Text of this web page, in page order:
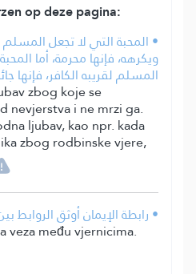
op deze pagina:
• المحبة التي لا تجعل المسلم
ويكرهه، فإنها محرمة، أما
المسلم لقريبه الكافر، فإنها
zbog koje se
nevjerstva i ne mrzi ga.
ljubav, kao npr. kada
zbog rodbinske vjere,
• رابطة الإيمان أوثق الروابط
veza među vjernicima.